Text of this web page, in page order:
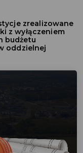
zrealizowane
z wyłączeniem
budżetu
oddzielnej